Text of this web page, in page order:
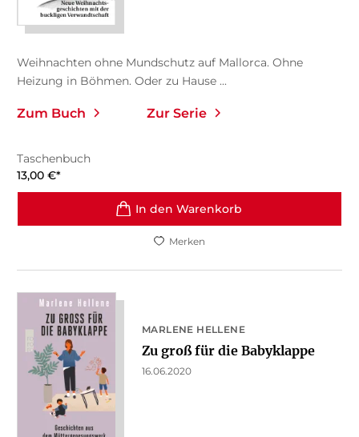
Weihnachten ohne Mundschutz auf Mallorca. Ohne
Heizung in Böhmen. Oder zu Hause ...
Zum Buch Zur Serie
Taschenbuch
13,00 €*
In den Warenkorb
Merken
MARLENE HELLENE
Zu groß für die Babyklappe
16.06.2020